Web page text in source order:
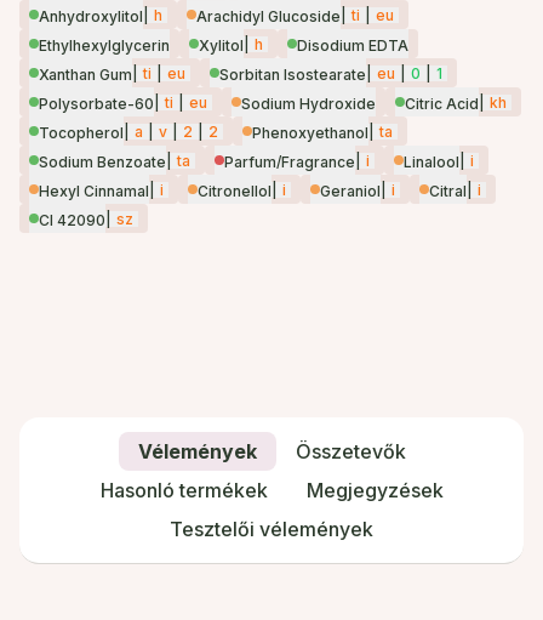
Anhydroxylitol
h Arachidyl Glucoside ti
eu
Ethylhexylglycerin
Xylitol h
Disodium EDTA
Xanthan Gum
ti eu Sorbitan Isostearate eu 0
1
Polysorbate-60
ti eu Sodium Hydroxide Citric Acid
kh
Tocopherol
a v 2 2 Phenoxyethanol
ta
Sodium Benzoate
ta Parfum/Fragrance i Linalool
i
Hexyl Cinnamal
i Citronellol i Geraniol i Citral
i
CI 42090
sz
Vélemények
Összetevők
Hasonló termékek
Megjegyzések
Tesztelői vélemények